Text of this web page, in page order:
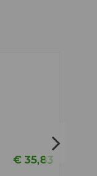
€ 35,83